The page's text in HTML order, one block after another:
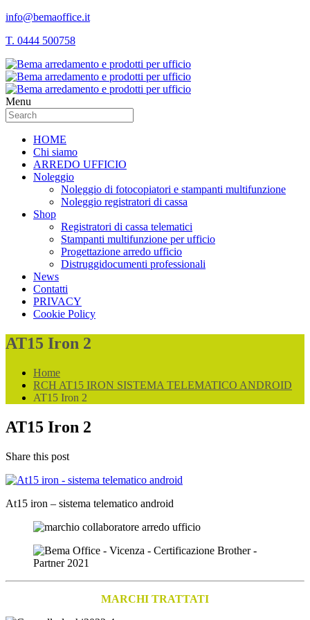
info@bemaoffice.it
T. 0444 500758
Menu
HOME
Chi siamo
ARREDO UFFICIO
Noleggio
Noleggio di fotocopiatori e stampanti multifunzione
Noleggio registratori di cassa
Shop
Registratori di cassa telematici
Stampanti multifunzione per ufficio
Progettazione arredo ufficio
Distruggidocumenti professionali
News
Contatti
PRIVACY
Cookie Policy
AT15 Iron 2
Home
RCH AT15 IRON SISTEMA TELEMATICO ANDROID
AT15 Iron 2
AT15 Iron 2
Share this post
At15 iron – sistema telematico android
MARCHI TRATTATI